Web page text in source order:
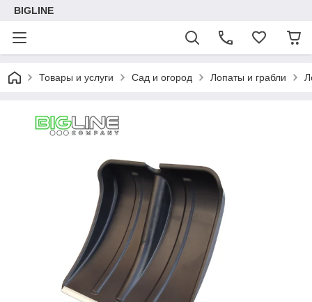
BIGLINE
Товары и услуги Сад и огород Лопаты и грабли